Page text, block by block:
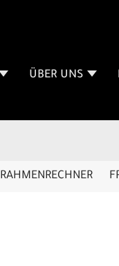
ÜBER UNS
RAHMENRECHNER